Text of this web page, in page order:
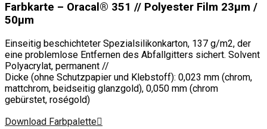
Farbkarte – Oracal® 351 // Polyester Film 23μm /
50μm
Einseitig beschichteter Spezialsilikonkarton, 137 g/m2, der
eine problemlose Entfernen des Abfallgitters sichert. Solvent
Polyacrylat, permanent //
Dicke (ohne Schutzpapier und Klebstoff): 0,023 mm (chrom,
mattchrom, beidseitig glanzgold), 0,050 mm (chrom
gebürstet, roségold)
Download Farbpalette